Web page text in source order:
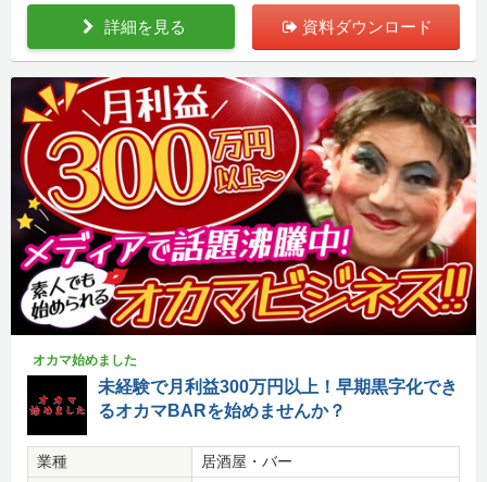
詳細を見る 資料ダウンロード
オカマ始めました
未経験で月利益300万円以上！早期黒字化でき
るオカマBARを始めませんか？
業種
居酒屋・バー